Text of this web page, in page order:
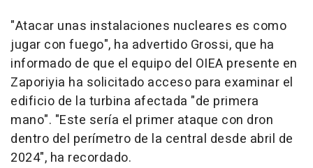
"Atacar unas instalaciones nucleares es como
jugar con fuego", ha advertido Grossi, que ha
informado de que el equipo del OIEA presente en
Zaporiyia ha solicitado acceso para examinar el
edificio de la turbina afectada "de primera
mano". "Este sería el primer ataque con dron
dentro del perímetro de la central desde abril de
2024", ha recordado.